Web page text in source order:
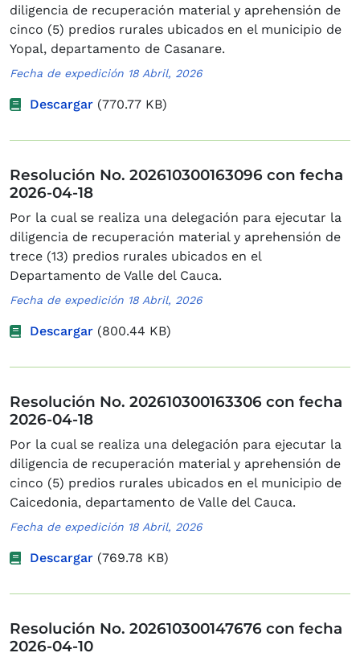
diligencia de recuperación material y aprehensión de
cinco (5) predios rurales ubicados en el municipio de
Yopal, departamento de Casanare.
Fecha de expedición 18 Abril, 2026
Descargar (770.77 KB)
Resolución No. 202610300163096 con fecha
2026-04-18
Por la cual se realiza una delegación para ejecutar la
diligencia de recuperación material y aprehensión de
trece (13) predios rurales ubicados en el
Departamento de Valle del Cauca.
Fecha de expedición 18 Abril, 2026
Descargar (800.44 KB)
Resolución No. 202610300163306 con fecha
2026-04-18
Por la cual se realiza una delegación para ejecutar la
diligencia de recuperación material y aprehensión de
cinco (5) predios rurales ubicados en el municipio de
Caicedonia, departamento de Valle del Cauca.
Fecha de expedición 18 Abril, 2026
Descargar (769.78 KB)
Resolución No. 202610300147676 con fecha
2026-04-10